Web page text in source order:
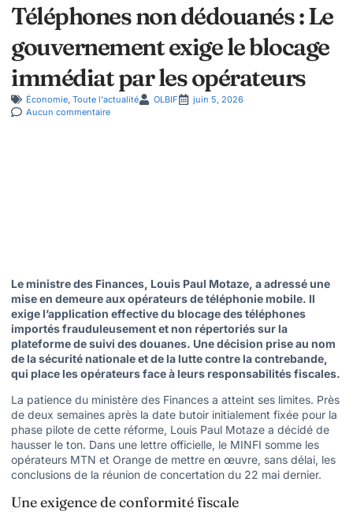
Téléphones non dédouanés : Le
gouvernement exige le blocage
immédiat par les opérateurs
Économie Toute l'actualité OLBIF
juin 5, 2026
Aucun commentaire
Le ministre des Finances, Louis Paul Motaze, a adressé une
mise en demeure aux opérateurs de téléphonie mobile. Il
exige l’application effective du blocage des téléphones
importés frauduleusement et non répertoriés sur la
plateforme de suivi des douanes. Une décision prise au nom
de la sécurité nationale et de la lutte contre la contrebande,
qui place les opérateurs face à leurs responsabilités fiscales.
La patience du ministère des Finances a atteint ses limites. Près
de deux semaines après la date butoir initialement fixée pour la
phase pilote de cette réforme, Louis Paul Motaze a décidé de
hausser le ton. Dans une lettre officielle, le MINFI somme les
opérateurs MTN et Orange de mettre en œuvre, sans délai, les
conclusions de la réunion de concertation du 22 mai dernier.
Une exigence de conformité fiscale